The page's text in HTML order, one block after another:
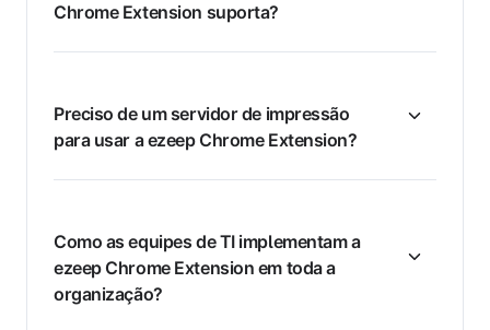
Chrome Extension suporta?
Preciso de um servidor de impressão
para usar a ezeep Chrome Extension?
Como as equipes de TI implementam a
ezeep Chrome Extension em toda a
organização?